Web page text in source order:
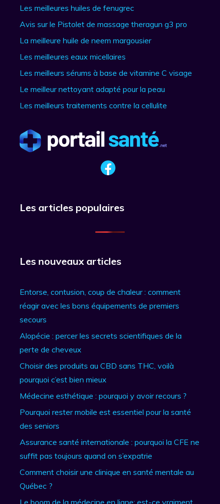
Les meilleures huiles de fenugrec
Avis sur le Pistolet de massage theragun g3 pro
La meilleure huile de neem margousier
Les meilleures eaux micellaires
Les meilleurs sérums à base de vitamine C visage
Le meilleur nettoyant adapté pour la peau
Les meilleurs traitements contre la cellulite
Les articles populaires
Les nouveaux articles
Entorse, contusion, coup de chaleur : comment
réagir avec les bons équipements de premiers
secours
Alopécie : percer les secrets scientifiques de la
perte de cheveux
Choisir des produits au CBD sans THC, voilà
pourquoi c’est bien mieux
Médecine esthétique : pourquoi y avoir recours ?
Pourquoi rester mobile est essentiel pour la santé
des seniors
Assurance santé internationale : pourquoi la CFE ne
suffit pas toujours quand on s’expatrie
Comment choisir une clinique en santé mentale au
Québec ?